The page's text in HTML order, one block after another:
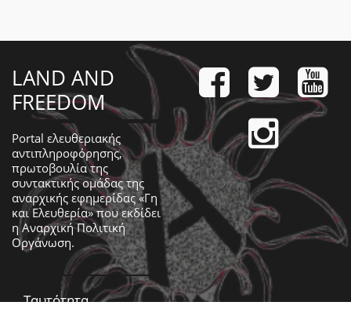
LAND AND
FREEDOM
Portal ελευθεριακής
αντιπληροφόρησης,
πρωτοβουλία της
συντακτικής ομάδας της
αναρχικής εφημερίδας «Γη
και Ελευθερία» που εκδίδει
ηΑναρχική Πολιτική
Οργάνωση.
Ταυτότητα